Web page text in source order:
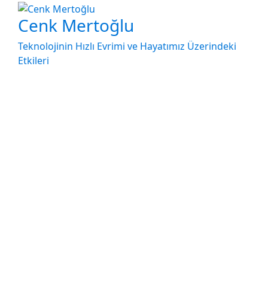
Cenk Mertoğlu
Teknolojinin Hızlı Evrimi ve Hayatımız Üzerindeki
Etkileri